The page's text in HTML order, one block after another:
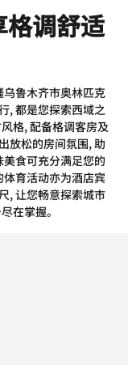
调舒适
鲁木齐市奥林匹克
, 都是您探索西域之
格, 配备格调客房及
放松的房间氛围, 助
食可充分满足您的
育活动亦为酒店宾
, 让您畅意探索城市
在掌握。